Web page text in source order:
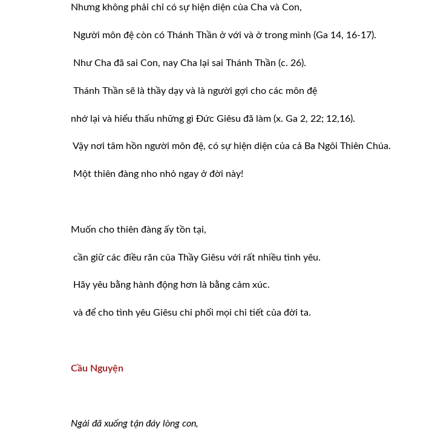
Nhưng không phải chỉ có sự hiện diện của Cha và Con,
Người môn đệ còn có Thánh Thần ở với và ở trong mình (Ga 14, 16-17).
Như Cha đã sai Con, nay Cha lại sai Thánh Thần (c. 26).
Thánh Thần sẽ là thầy dạy và là người gợi cho các môn đệ
nhớ lại và hiểu thấu những gì Đức Giêsu đã làm (x. Ga 2, 22; 12,16).
Vậy nơi tâm hồn người môn đệ, có sự hiện diện của cả Ba Ngôi Thiên Chúa.
Một thiên đàng nho nhỏ ngay ở đời này!
Muốn cho thiên đàng ấy tồn tại,
cần giữ các điều răn của Thầy Giêsu với rất nhiều tình yêu.
Hãy yêu bằng hành động hơn là bằng cảm xúc.
và để cho tình yêu Giêsu chi phối mọi chi tiết của đời ta.
Cầu Nguyện
Ngài đã xuống tận đáy lòng con,